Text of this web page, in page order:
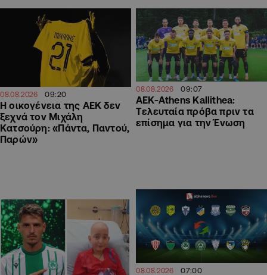
08.08.2026 09:20
Η οικογένεια της ΑΕΚ δεν
ξεχνά τον Μιχάλη
Κατσούρη: «Πάντα, Παντού,
Παρών»
08.08.2026 09:07
ΑΕΚ-Athens Kallithea:
Tελευταία πρόβα πριν τα
επίσημα για την Ένωση
08.08.2026 07:00